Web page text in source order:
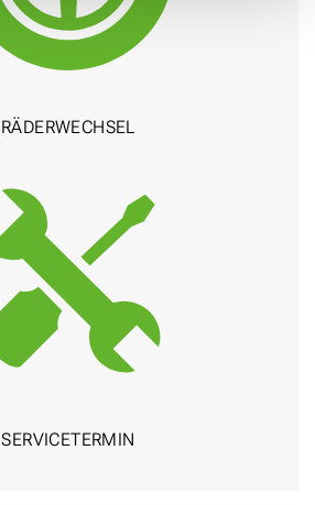
RÄDER­WECHSEL
SERVICE­TERMIN